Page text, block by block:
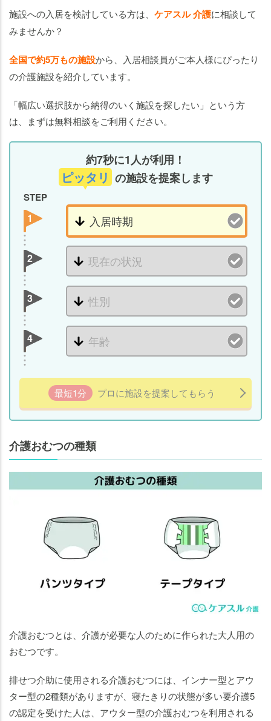
施設への入居を検討している方は、 ケアスル 介護に相談して
みませんか？
全国で約5万もの施設から、入居相談員がご本人様にぴったり
の介護施設を紹介しています。
「幅広い選択肢から納得のいく施設を探したい」という方
は、まずは無料相談をご利用ください。
約7秒に1人が利用！
ピッタリ の施設を提案します
STEP
1
2
3
4
最短1分 プロに施設を提案してもらう
介護おむつの種類
介護おむつとは、介護が必要な人のために作られた大人用の
おむつです。
排せつ介助に使用される介護おむつには、インナー型とアウ
ター型の2種類がありますが、寝たきりの状態が多い要介護5
の認定を受けた人は、アウター型の介護おむつを利用される